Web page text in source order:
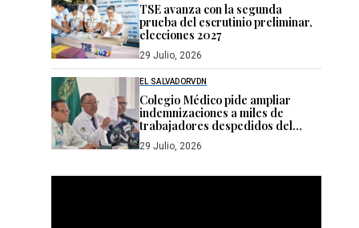
TSE avanza con la segunda
prueba del escrutinio preliminar,
elecciones 2027
29 Julio, 2026
EL SALVADORVDN
Colegio Médico pide ampliar
indemnizaciones a miles de
trabajadores despedidos del
sistema público de salud
29 Julio, 2026